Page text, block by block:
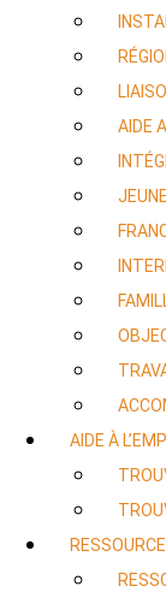
AIDE
AIDE À